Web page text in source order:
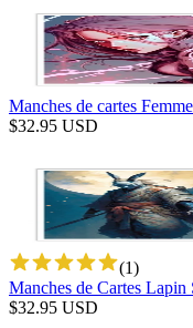
Manches de cartes
$32.95 USD
(1)
Manches de Cartes
$32.95 USD